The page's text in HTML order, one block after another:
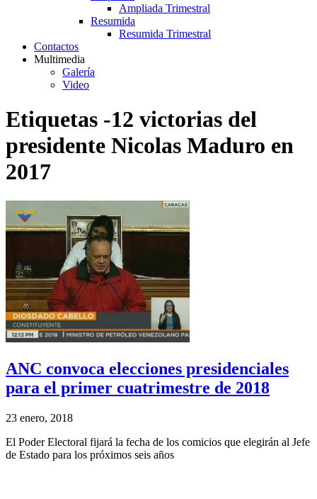
Ampliada Trimestral
Resumida
Resumida Trimestral
Contactos
Multimedia
Galería
Video
Etiquetas -12 victorias del
presidente Nicolas Maduro en
2017
ANC convoca elecciones presidenciales
para el primer cuatrimestre de 2018
23 enero, 2018
El Poder Electoral fijará la fecha de los comicios que elegirán al Jefe
de Estado para los próximos seis años